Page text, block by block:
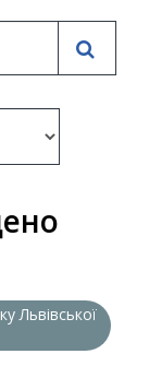
Львівської